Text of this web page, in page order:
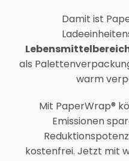
Damit ist
als
warm
Mit PaperWrap®
Emissionen
kostenfrei. Jetzt mit